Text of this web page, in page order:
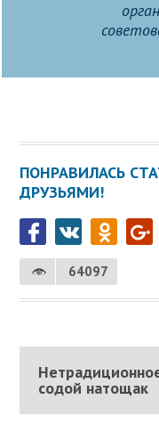
ПОНРАВИЛАСЬ
ДРУЗЬЯМИ!
64097
содой натощак